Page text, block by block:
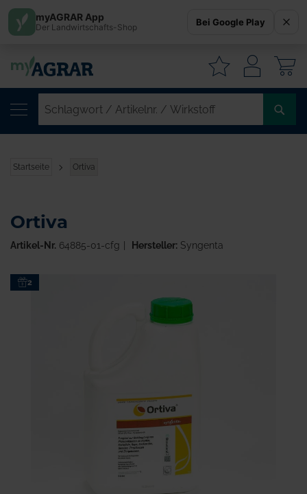
Startseite Ortiva
Zum2
Ortiva
Artikel-Nr. 64885-01-cfg Hersteller:Syngenta
myAGRAR App
Der Landwirtschafts-Shop Bei Google Play